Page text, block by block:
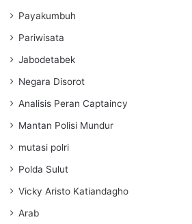
Payakumbuh
Pariwisata
Jabodetabek
Negara Disorot
Analisis Peran Captaincy
Mantan Polisi Mundur
mutasi polri
Polda Sulut
Vicky Aristo Katiandagho
Arab